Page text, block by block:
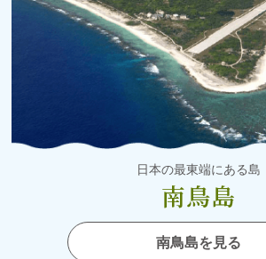
日本の最東端にある島
南鳥島
南鳥島を見る